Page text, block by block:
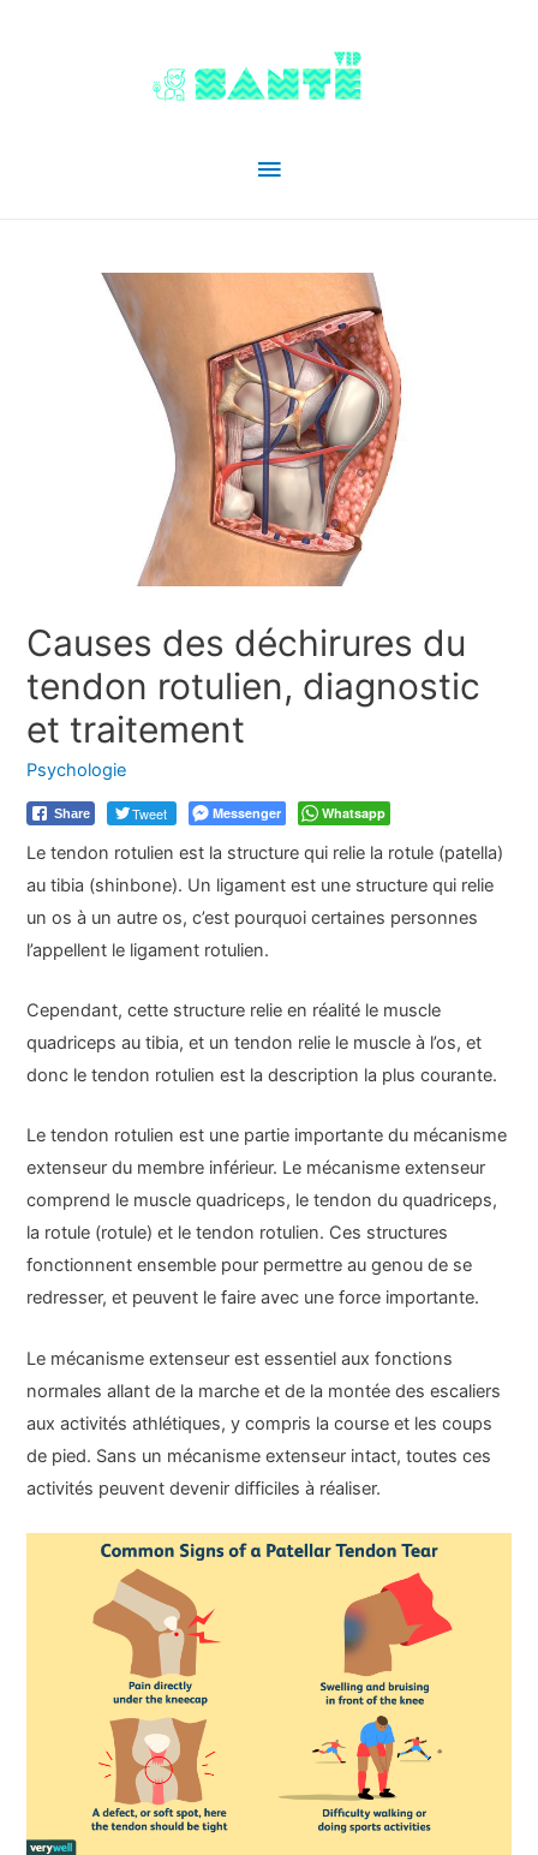
Menu
Causes des déchirures du
tendon rotulien, diagnostic
et traitement
Psychologie
Share Tweet Messenger Whatsapp
Le tendon rotulien est la structure qui relie la rotule (patella)
au tibia (shinbone). Un ligament est une structure qui relie
un os à un autre os, c’est pourquoi certaines personnes
l’appellent le ligament rotulien.
Cependant, cette structure relie en réalité le muscle
quadriceps au tibia, et un tendon relie le muscle à l’os, et
donc le tendon rotulien est la description la plus courante.
Le tendon rotulien est une partie importante du mécanisme
extenseur du membre inférieur. Le mécanisme extenseur
comprend le muscle quadriceps, le tendon du quadriceps,
la rotule (rotule) et le tendon rotulien. Ces structures
fonctionnent ensemble pour permettre au genou de se
redresser, et peuvent le faire avec une force importante.
Le mécanisme extenseur est essentiel aux fonctions
normales allant de la marche et de la montée des escaliers
aux activités athlétiques, y compris la course et les coups
de pied. Sans un mécanisme extenseur intact, toutes ces
activités peuvent devenir difficiles à réaliser.